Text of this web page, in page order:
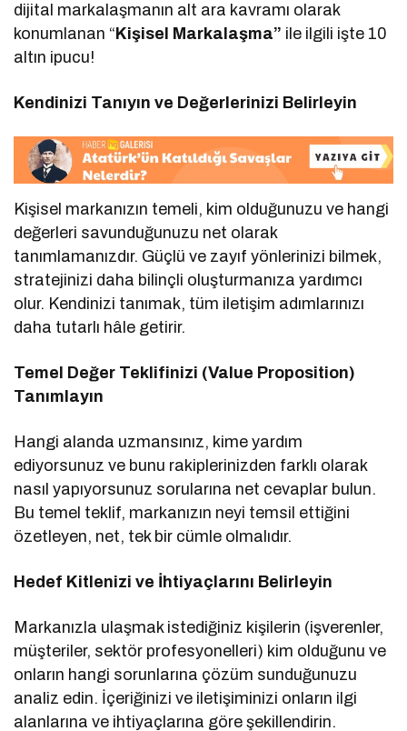
dijital markalaşmanın alt ara kavramı olarak
konumlanan “ Kişisel Markalaşma” ile ilgili işte 10
altın ipucu!
Kendinizi Tanıyın ve Değerlerinizi Belirleyin
Kişisel markanızın temeli, kim olduğunuzu ve hangi
değerleri savunduğunuzu net olarak
tanımlamanızdır. Güçlü ve zayıf yönlerinizi bilmek,
stratejinizi daha bilinçli oluşturmanıza yardımcı
olur. Kendinizi tanımak, tüm iletişim adımlarınızı
daha tutarlı hâle getirir.
Temel Değer Teklifinizi (Value Proposition)
Tanımlayın
Hangi alanda uzmansınız, kime yardım
ediyorsunuz ve bunu rakiplerinizden farklı olarak
nasıl yapıyorsunuz sorularına net cevaplar bulun.
Bu temel teklif, markanızın neyi temsil ettiğini
özetleyen, net, tek bir cümle olmalıdır.
Hedef Kitlenizi ve İhtiyaçlarını Belirleyin
Markanızla ulaşmak istediğiniz kişilerin (işverenler,
müşteriler, sektör profesyonelleri) kim olduğunu ve
onların hangi sorunlarına çözüm sunduğunuzu
analiz edin. İçeriğinizi ve iletişiminizi onların ilgi
alanlarına ve ihtiyaçlarına göre şekillendirin.